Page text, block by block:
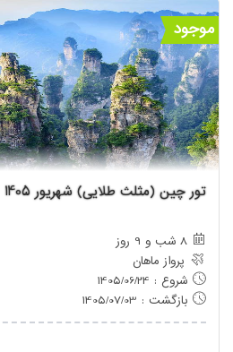
موجود
تور چین (مثلث طلایی) شهریور 1405
8 شب و 9 روز
پرواز ماهان
شروع : 1405/06/24
بازگشت : 1405/07/03